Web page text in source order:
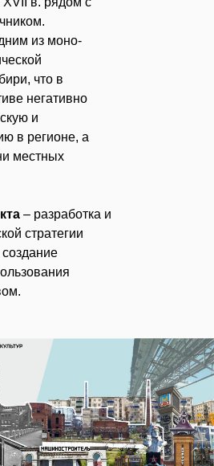
универсальных площадок,
для торговли, отдыха,
мероприятий.
из моно-
что в
негативно
и
в регионе, а
местных
– разработка и
стратегии